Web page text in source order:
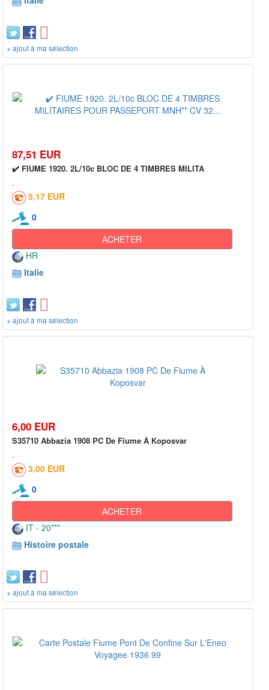
+ ajout à ma sélection
87,51 EUR
✔️ FIUME 1920. 2L/10c BLOC DE 4 TIMBRES MILITA
5,17 EUR
0
ACHETER
HR
Italie
+ ajout à ma sélection
6,00 EUR
S35710 Abbazia 1908 PC De Fiume À Koposvar
3,00 EUR
0
ACHETER
IT - 20***
Histoire postale
+ ajout à ma sélection